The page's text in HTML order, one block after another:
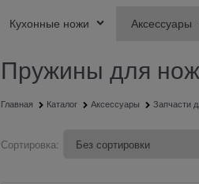
Кухонные ножи Аксессуары
Пружины для
Главная Каталог Аксессуары Запчасти
Сортировка: